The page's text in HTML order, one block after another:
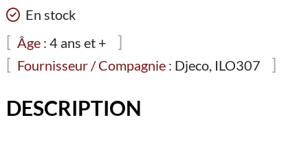
16
Feutres
Pointe
-
En stock
Âge : 4 ans et +
Fournisseur / Compagnie : Djeco, ILO307
DESCRIPTION